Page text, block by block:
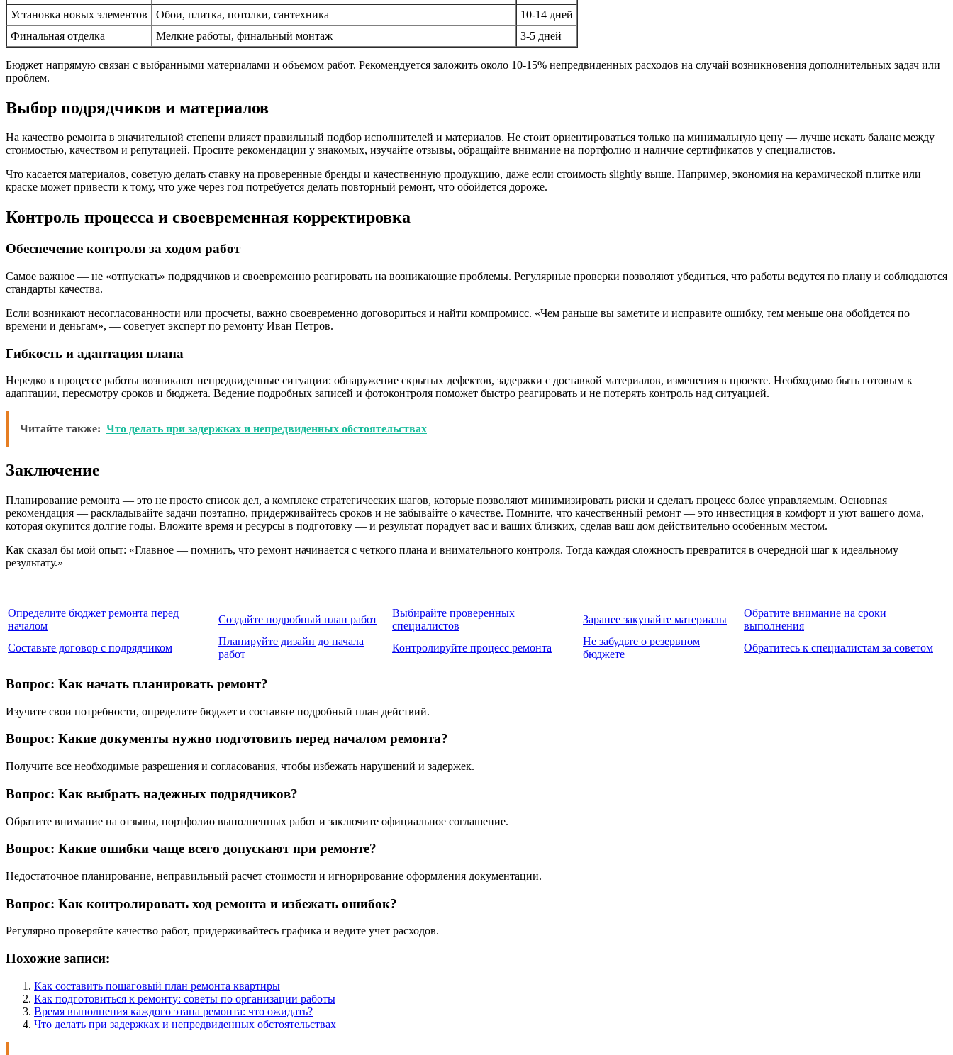
Установка новых элементов
Обои, плитка, потолки, сантехника
10-14 дней
Финальная отделка
Мелкие работы, финальный монтаж 3-5 дней
Бюджет напрямую связан с выбранными материалами и объемом работ. Рекомендуется заложить около 10-15% непредвиденных расходов на случай возникновения дополнительных задач или
проблем.
Выбор подрядчиков и материалов
На качество ремонта в значительной степени влияет правильный подбор исполнителей и материалов. Не стоит ориентироваться только на минимальную цену — лучше искать баланс между
стоимостью, качеством и репутацией. Просите рекомендации у знакомых, изучайте отзывы, обращайте внимание на портфолио и наличие сертификатов у специалистов.
Что касается материалов, советую делать ставку на проверенные бренды и качественную продукцию, даже если стоимость slightly выше. Например, экономия на керамической плитке или
краске может привести к тому, что уже через год потребуется делать повторный ремонт, что обойдется дороже.
Контроль процесса и своевременная корректировка
Обеспечение контроля за ходом работ
Самое важное — не «отпускать» подрядчиков и своевременно реагировать на возникающие проблемы. Регулярные проверки позволяют убедиться, что работы ведутся по плану и соблюдаются
стандарты качества.
Если возникают несогласованности или просчеты, важно своевременно договориться и найти компромисс. «Чем раньше вы заметите и исправите ошибку, тем меньше она обойдется по
времени и деньгам», — советует эксперт по ремонту Иван Петров.
Гибкость и адаптация плана
Нередко в процессе работы возникают непредвиденные ситуации: обнаружение скрытых дефектов, задержки с доставкой материалов, изменения в проекте. Необходимо быть готовым к
адаптации, пересмотру сроков и бюджета. Ведение подробных записей и фотоконтроля поможет быстро реагировать и не потерять контроль над ситуацией.
Читайте также: Что делать при задержках и непредвиденных обстоятельствах
Заключение
Планирование ремонта — это не просто список дел, а комплекс стратегических шагов, которые позволяют минимизировать риски и сделать процесс более управляемым. Основная
рекомендация — раскладывайте задачи поэтапно, придерживайтесь сроков и не забывайте о качестве. Помните, что качественный ремонт — это инвестиция в комфорт и уют вашего дома,
которая окупится долгие годы. Вложите время и ресурсы в подготовку — и результат порадует вас и ваших близких, сделав ваш дом действительно особенным местом.
Как сказал бы мой опыт: «Главное — помнить, что ремонт начинается с четкого плана и внимательного контроля. Тогда каждая сложность превратится в очередной шаг к идеальному
результату.»
Определите бюджет ремонта перед
началом
Создайте подробный план работ
Выбирайте проверенных
специалистов
Заранее закупайте материалы
Обратите внимание на сроки
выполнения
Составьте договор с подрядчиком
Планируйте дизайн до начала
работ
Контролируйте процесс ремонта
Не забудьте о резервном
бюджете
Обратитесь к специалистам за советом
Вопрос: Как начать планировать ремонт?
Изучите свои потребности, определите бюджет и составьте подробный план действий.
Вопрос: Какие документы нужно подготовить перед началом ремонта?
Получите все необходимые разрешения и согласования, чтобы избежать нарушений и задержек.
Вопрос: Как выбрать надежных подрядчиков?
Обратите внимание на отзывы, портфолио выполненных работ и заключите официальное соглашение.
Вопрос: Какие ошибки чаще всего допускают при ремонте?
Недостаточное планирование, неправильный расчет стоимости и игнорирование оформления документации.
Вопрос: Как контролировать ход ремонта и избежать ошибок?
Регулярно проверяйте качество работ, придерживайтесь графика и ведите учет расходов.
Похожие записи:
Как составить пошаговый план ремонта квартиры
Как подготовиться к ремонту: советы по организации работы
Время выполнения каждого этапа ремонта: что ожидать?
Что делать при задержках и непредвиденных обстоятельствах